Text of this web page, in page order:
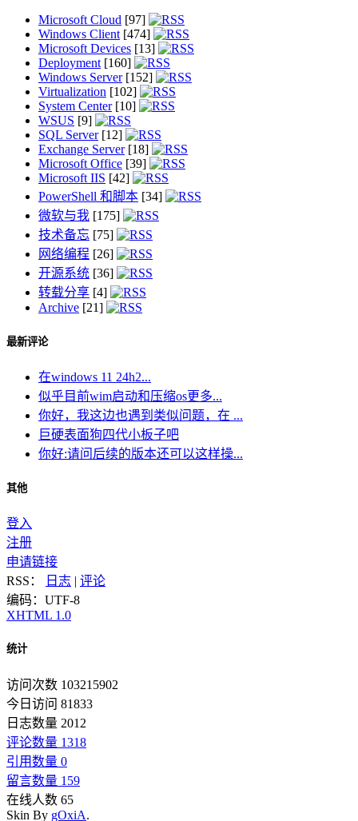
Microsoft Cloud [97]
Windows Client[474]
Microsoft Devices [13]
Deployment[160]
Windows Server[152]
Virtualization [102]
System Center[10]
WSUS [9]
SQL Server[12]
Exchange Server[18]
Microsoft Office [39]
Microsoft IIS [42]
PowerShell 和脚本 [34]
微软与我 [175]
技术备忘 [75]
网络编程 [26]
开源系统 [36]
转载分享 [4]
Archive [21]
最新评论
在windows 11 24h2...
似乎目前wim启动和压缩os更多...
你好，我这边也遇到类似问题，在 ...
巨硬表面狗四代小板子吧
你好:请问后续的版本还可以这样操...
其他
登入
注册
申请链接
RSS：
日志 | 评论
编码：UTF-8
XHTML 1.0
统计
访问次数 103215902
今日访问 81833
日志数量 2012
评论数量 1318
引用数量 0
留言数量 159
在线人数 65
Skin By gOxiA.